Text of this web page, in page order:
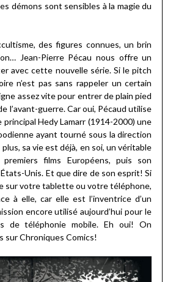
démons sont sensibles à la magie du
des figures connues, un brin
Jean-Pierre Pécau nous offre un
avec cette nouvelle série. Si le pitch
n’est pas sans rappeler un certain
assez vite pour entrer de plain pied
l’avant-guerre. Car oui, Pécaud utilise
principal Hedy Lamarr (1914-2000) une
ayant tourné sous la direction
sa vie est déjà, en soi, un véritable
films Européens, puis son
Unis. Et que dire de son esprit! Si
sur votre tablette ou votre téléphone,
à elle, car elle est l’inventrice d’un
encore utilisé aujourd’hui pour le
de téléphonie mobile. Eh oui! On
sur Chroniques Comics!